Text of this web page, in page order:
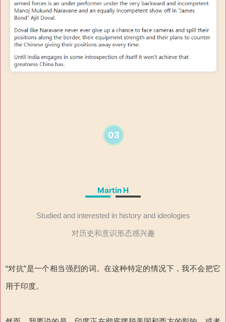
03
Martin H
Studied and interested in history and ideologies
对历史和意识形态感兴趣
“对抗”是一个相当强烈的词。在这种特定的情况下，我不会把它
用于印度。